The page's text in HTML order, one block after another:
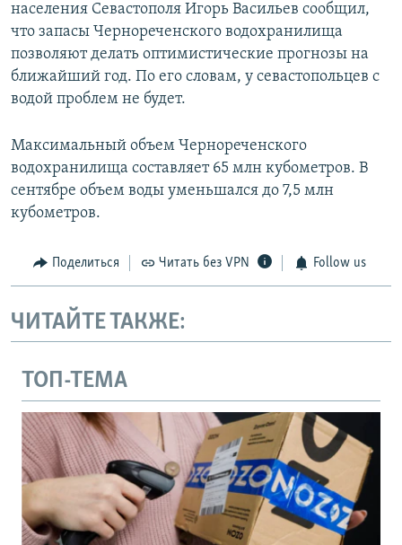
населения Севастополя Игорь Васильев сообщил,
что запасы Чернореченского водохранилища
позволяют делать оптимистические прогнозы на
ближайший год. По его словам, у севастопольцев с
водой проблем не будет.
Максимальный объем Чернореченского
водохранилища составляет 65 млн кубометров. В
сентябре объем воды уменьшался до 7,5 млн
кубометров.
Поделиться Читать без VPN Follow us
ЧИТАЙТЕ ТАКЖЕ:
ТОП-ТЕМА